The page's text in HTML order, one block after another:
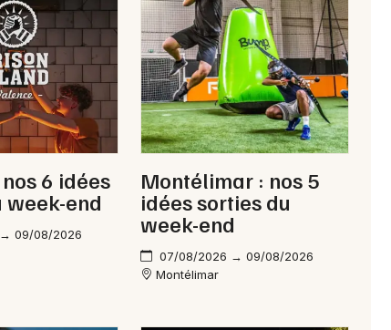
Newsletter des sorties
Artistes en tournée
Actus à Pierrelatte
Magazine à Pierrelatte
6 idées
week-end
09/08/2026
Montélimar : nos 5
idées sorties du
week-end
07/08/2026 → 09/08/2026
Montélimar